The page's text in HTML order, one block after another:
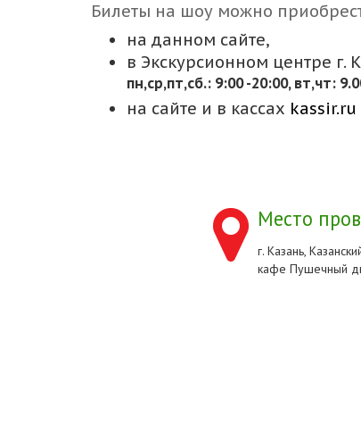
Билеты на шоу можно
на данном сайте,
в Экскурсионном центре г.
пн,cр,пт,сб.: 9:00 -20:00, вт,чт:
на сайте и в кассах kassir.ru
Место
г. Казань,
кафе Пушечный